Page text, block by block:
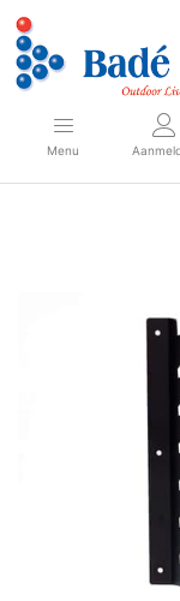
Menu